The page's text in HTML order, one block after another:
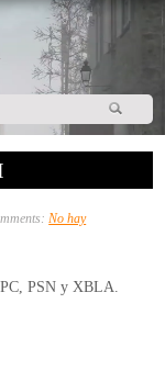
No hay
PC, PSN y XBLA.